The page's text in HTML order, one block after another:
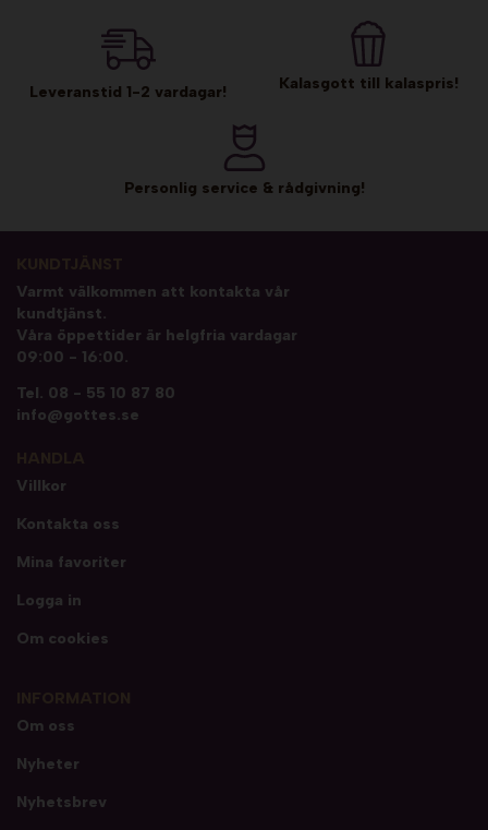
Leveranstid 1-2 vardagar! Kalasgott till kalaspris!
Personlig service & rådgivning!
Varmt välkommen att kontakta vår
kundtjänst.
Våra öppettider är helgfria vardagar
09:00 - 16:00.
Tel. 08 - 55 10 87 80
info@gottes.se
Villkor
Kontakta oss
Mina favoriter
Logga in
Om cookies
Om oss
Nyheter
Nyhetsbrev